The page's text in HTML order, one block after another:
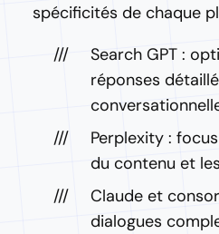
spécificités de chaque
Search GPT :
réponses
Perplexity :
du contenu et
Claude et
dialogues